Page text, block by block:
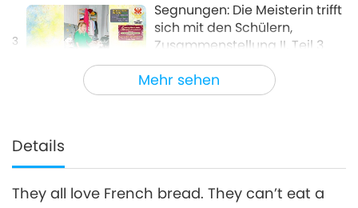
Mehr sehen
3
Segnungen: Die Meisterin trifft
sich mit den Schülern,
Zusammenstellung II, Teil 3
von 7
Zwischen Meisterin und Schülern 2025-01-13
4
31:57
von 7
Zwischen Meisterin und Schülern 2025-01-14 4370Views
Details
They all love French bread. They can’t eat a